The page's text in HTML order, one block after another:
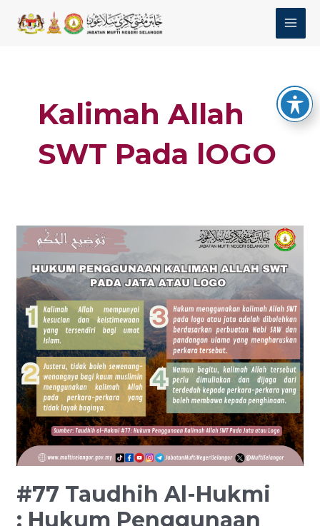
Kalimah Allah
SWT Pada lOGO
#77 Taudhih Al-Hukmi
: Hukum Penggunaan
Taudhih
Hukmi
: Hukum
Penggunaan
Kalimah
Allah
SWT
Pada
Jata
Atau
Logo